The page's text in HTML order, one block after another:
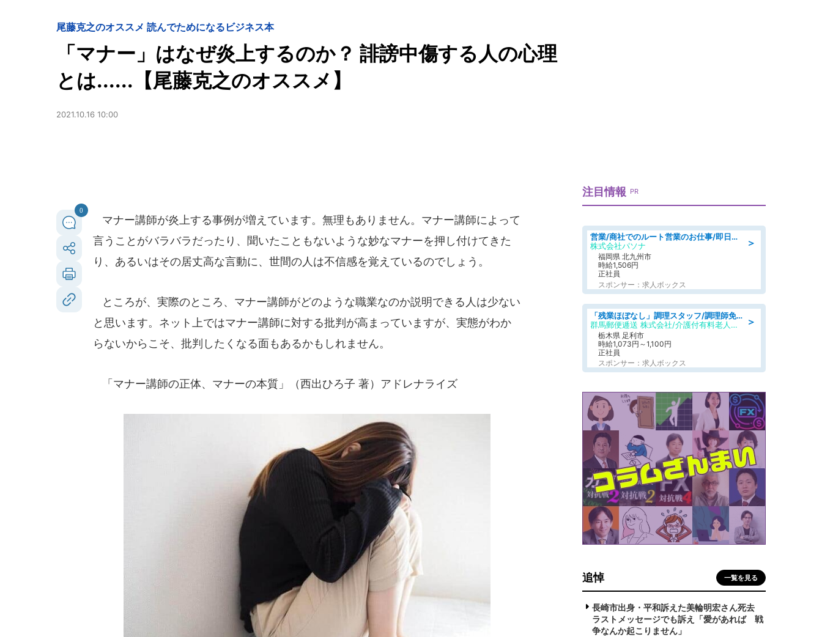
尾藤克之のオススメ 読んでためになるビジネス本
「マナー」はなぜ炎上するのか？ 誹謗中傷する人の心理
とは......【尾藤克之のオススメ】
2021.10.16 10:00
0
マナー講師が炎上する事例が増えています。無理もありません。マナー講師によって
言うことがバラバラだったり、聞いたこともないような妙なマナーを押し付けてきた
り、あるいはその居丈高な言動に、世間の人は不信感を覚えているのでしょう。
ところが、実際のところ、マナー講師がどのような職業なのか説明できる人は少ない
と思います。ネット上ではマナー講師に対する批判が高まっていますが、実態がわか
らないからこそ、批判したくなる面もあるかもしれません。
「マナー講師の正体、マナーの本質」（西出ひろ子 著）アドレナライズ
注目情報 PR
＞
営業/商社でのルート営業のお仕事/即日勤務可/車通勤可/営業
株式会社パソナ
福岡県 北九州市
時給1,506円
正社員
スポンサー：求人ボックス
＞
「残業ほぼなし」調理スタッフ/調理師免許必須/正職員/日勤のみ/介護付き有料老人ホーム/社会保障完備
群馬郵便逓送 株式会社/介護付有料老人ホーム ふる里
栃木県 足利市
時給1,073円～1,100円
正社員
スポンサー：求人ボックス
追悼 一覧を見る
長崎市出身・平和訴えた美輪明宏さん死去
ラストメッセージでも訴え「愛があれば 戦
争なんか起こりません」